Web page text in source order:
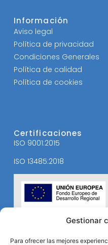
Gestionar
Para ofrecer las mejores
Información
Aviso legal
Política de privacidad
Condiciones Generales
Política de calidad
Política de cookies
Certificaciones
ISO 9001:2015
ISO 13485:2018